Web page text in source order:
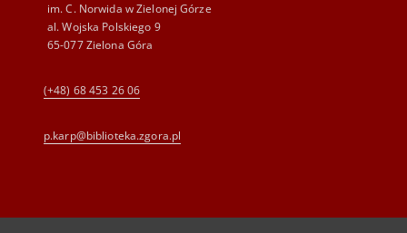
im. C. Norwida w Zielonej Górze
al. Wojska Polskiego 9
65-077 Zielona Góra
(+48) 68 453 26 06
p.karp@biblioteka.zgora.pl